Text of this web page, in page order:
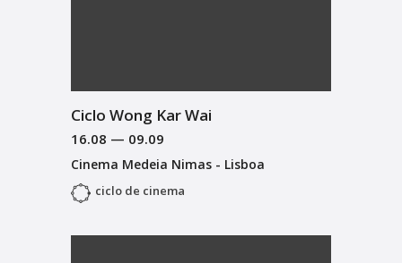
Ciclo Wong Kar Wai
16.08 — 09.09
Cinema Medeia Nimas - Lisboa
ciclo de cinema